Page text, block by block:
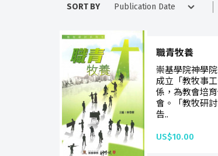
SORT BY
職青牧養
崇基學院神學
成立「教牧事
係，為教會培
會。「教牧研
告..
US$10.00